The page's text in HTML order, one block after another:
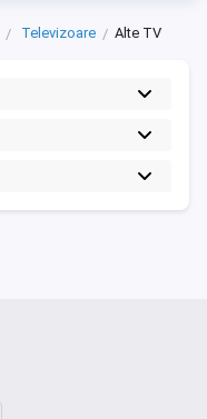
Televizoare Alte TV